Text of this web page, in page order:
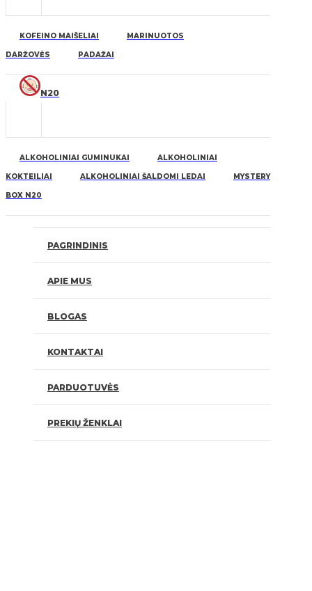
KOFEINO MAIŠELIAI MARINUOTOS
DARŽOVĖS PADAŽAI
N20
ALKOHOLINIAI GUMINUKAI ALKOHOLINIAI
KOKTEILIAI ALKOHOLINIAI ŠALDOMI LEDAI MYSTERY
BOX N20
PAGRINDINIS
APIE MUS
BLOGAS
KONTAKTAI
PARDUOTUVĖS
PREKIŲ ŽENKLAI